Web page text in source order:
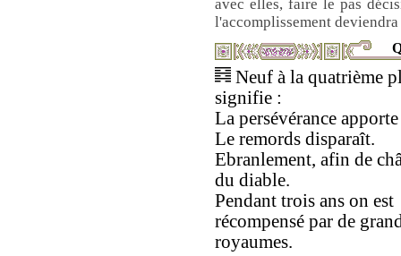
avec elles, faire le pas
l'accomplissement
Neuf à la quatrième
signifie :
La persévérance
Le remords disparaît.
Ebranlement, afin de
du diable.
Pendant trois ans on est
récompensé par de
royaumes.